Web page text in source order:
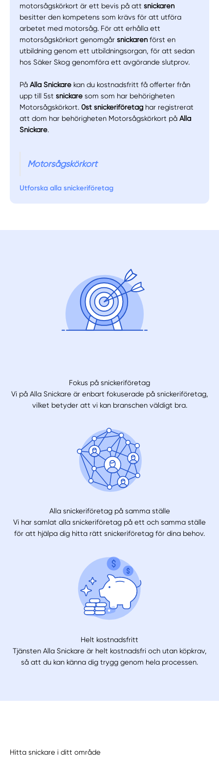
motorsågskörkort är ett bevis på attsnickaren
besitter den kompetens som krävs för att utföra
arbetet med motorsåg. För att erhålla ett
motorsågskörkort genomgårsnickaren först en
utbildning genom ett utbildningsorgan, för att sedan
hos Säker Skog genomföra ett avgörande slutprov.
PåAlla Snickare kan du kostnadsfritt få offerter från
upp till 5stsnickare som som har behörigheten
Motorsågskörkort.0st snickeriföretag har registrerat
att dom har behörigheten Motorsågskörkort påAlla
Snickare.
Motorsågskörkort
Utforska alla snickeriföretag
Fokus på snickeriföretag
Vi på Alla Snickare är enbart fokuserade på snickeriföretag,
vilket betyder att vi kan branschen väldigt bra.
Alla snickeriföretag på samma ställe
Vi har samlat alla snickeriföretag på ett och samma ställe
för att hjälpa dig hitta rätt snickeriföretag för dina behov.
Helt kostnadsfritt
Tjänsten Alla Snickare är helt kostnadsfri och utan köpkrav,
så att du kan känna dig trygg genom hela processen.
Hitta snickare i ditt område